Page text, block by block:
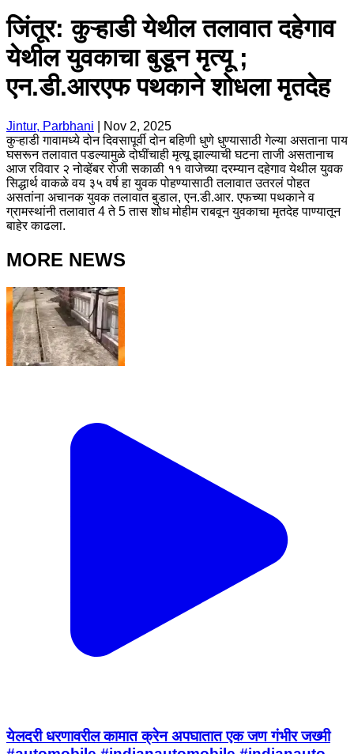
जिंतूर: कुऱ्हाडी येथील तलावात दहेगाव
येथील युवकाचा बुडून मृत्यू ;
एन.डी.आरएफ पथकाने शोधला मृतदेह
Jintur, Parbhani
Nov 2, 2025
कुऱ्हाडी गावामध्ये दोन दिवसापूर्वी दोन बहिणी धुणे धुण्यासाठी गेल्या असताना पाय
घसरून तलावात पडल्यामुळे दोघींचाही मृत्यू झाल्याची घटना ताजी असतानाच
आज रविवार २ नोव्हेंबर रोजी सकाळी ११ वाजेच्या दरम्यान दहेगाव येथील युवक
सिद्धार्थ वाकळे वय ३५ वर्ष हा युवक पोहण्यासाठी तलावात उतरलं पोहत
असतांना अचानक युवक तलावात बुडाल, एन.डी.आर. एफच्या पथकाने व
ग्रामस्थांनी तलावात 4 ते 5 तास शोध मोहीम राबवून युवकाचा मृतदेह पाण्यातून
बाहेर काढला.
MORE NEWS
येलदरी धरणावरील कामात क्रेन अपघातात एक जण गंभीर जख्मी